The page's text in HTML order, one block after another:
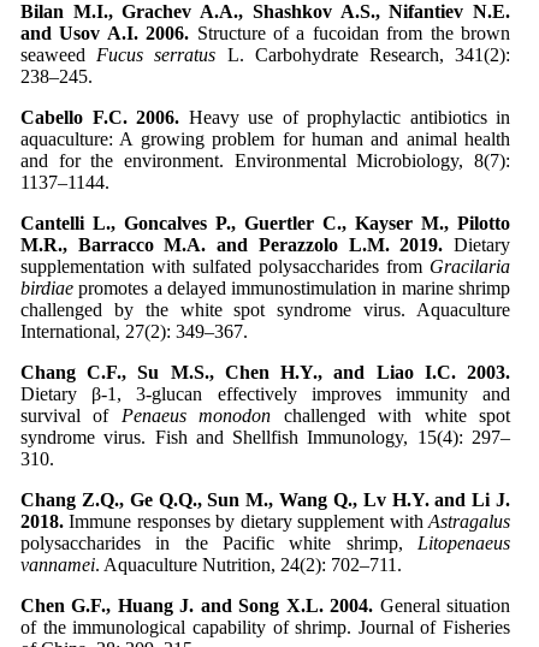
Bilan M.I., Grachev A.A., Shashkov A.S., Nifantiev N.E.
and Usov A.I. 2006. Structure of a fucoidan from the brown
seaweed Fucus serratus L. Carbohydrate Research, 341(2):
238–245.
Cabello F.C. 2006. Heavy use of prophylactic antibiotics in
aquaculture: A growing problem for human and animal health
and for the environment. Environmental Microbiology, 8(7):
1137–1144.
Cantelli L., Goncalves P., Guertler C., Kayser M., Pilotto
M.R., Barracco M.A. and Perazzolo L.M. 2019. Dietary
supplementation with sulfated polysaccharides from Gracilaria
birdiae promotes a delayed immunostimulation in marine shrimp
challenged by the white spot syndrome virus. Aquaculture
International, 27(2): 349–367.
Chang C.F., Su M.S., Chen H.Y., and Liao I.C. 2003.
Dietary β-1, 3-glucan effectively improves immunity and
survival of Penaeus monodon challenged with white spot
syndrome virus. Fish and Shellfish Immunology, 15(4): 297–
310.
Chang Z.Q., Ge Q.Q., Sun M., Wang Q., Lv H.Y. and Li J.
2018.Immune responses by dietary supplement withAstragalus
polysaccharides in the Pacific white shrimp, Litopenaeus
vannamei. Aquaculture Nutrition, 24(2): 702–711.
Chen G.F., Huang J. and Song X.L. 2004. General situation
of the immunological capability of shrimp. Journal of Fisheries